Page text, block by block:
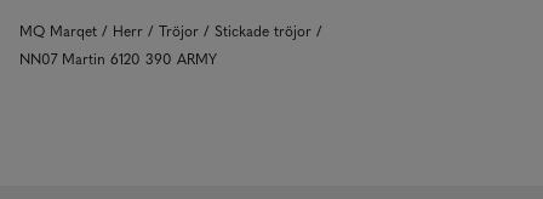
MQ Marqet Herr Tröjor
Stickade tröjor
NN07 Martin 6120 390 ARMY